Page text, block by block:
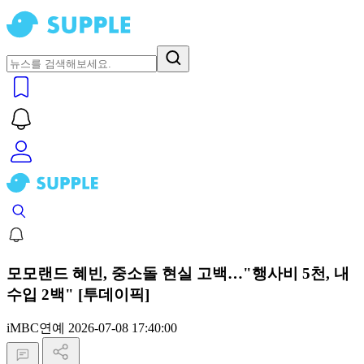
모모랜드 혜빈, 중소돌 현실 고백…"행사비 5천, 내
수입 2백" [투데이픽]
iMBC연예 2026-07-08 17:40:00